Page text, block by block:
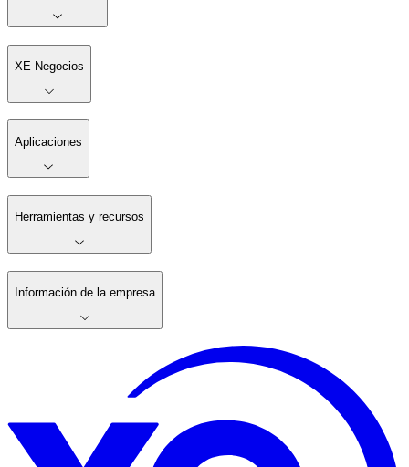
XE Negocios
Aplicaciones
Herramientas y recursos
Información de la empresa